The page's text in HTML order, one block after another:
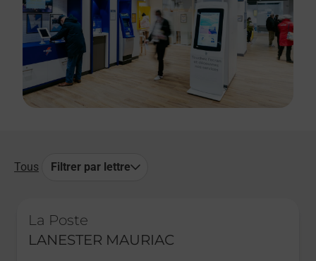
Tous Filtrer par lettre
La Poste
LANESTER MAURIAC